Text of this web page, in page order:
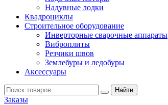
Надувные лодки
Квадроциклы
Строительное оборудование
Инверторные сварочные аппараты
Виброплиты
Резчики швов
Землебуры и ледобуры
Аксессуары
Заказы